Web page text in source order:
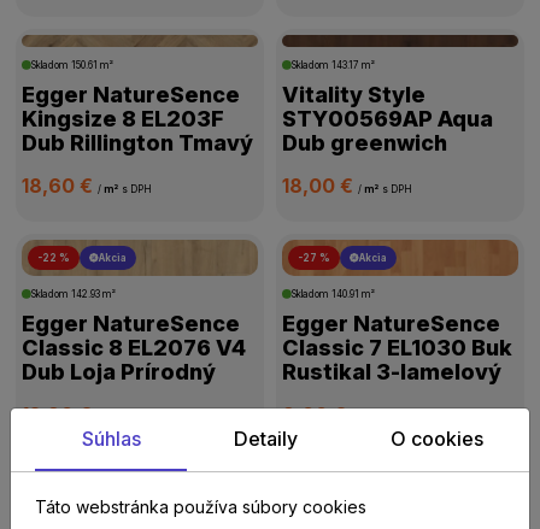
Skladom150.61 m²
Egger NatureSence
Kingsize 8 EL203F
Dub Rillington Tmavý
18,60 €/ m² s DPH
Skladom 143.17 m²
Vitality Style
STY00569AP Aqua
Dub greenwich
18,00 € / m² s DPH
-22 % Akcia
Skladom142.93 m²
Egger NatureSence
Classic 8 EL2076 V4
Dub Loja Prírodný
12,90 €
-27 % Akcia
Skladom 140.91 m²
Egger NatureSence
Classic 7 EL1030 Buk
Rustikal 3-lamelový
9,00 €
12,30 €
Skladom 119.05 m² Skladom 119.14 m²
Súhlas Detaily O cookies
Táto webstránka používa súbory cookies